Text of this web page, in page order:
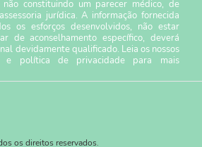
constituindo um parecer médico, de
jurídica. A informação fornecida
os esforços desenvolvidos, não estar
de aconselhamento específico, deverá
devidamente qualificado. Leia os nossos
política de privacidade para mais
os direitos reservados.